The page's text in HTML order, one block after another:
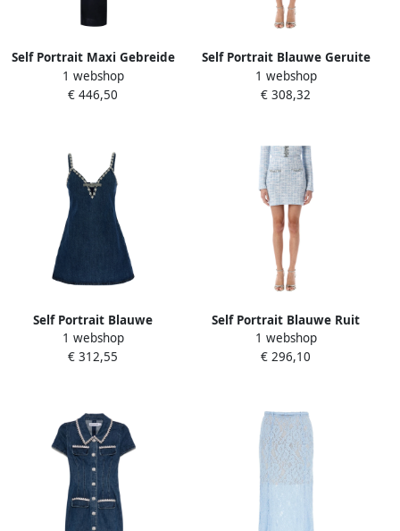
Self Portrait Maxi Gebreide
Jurk Blue Dames
1 webshop
€ 446,50
Self Portrait Blauwe Geruite
Gebreide Minirok Blue
Dames
1 webshop
€ 308,32
Self Portrait Blauwe
Minijurk met Strikdetail
Blue Dames
1 webshop
€ 312,55
Self Portrait Blauwe Ruit
Bouclé Mini Rok Blue Dames
1 webshop
€ 296,10